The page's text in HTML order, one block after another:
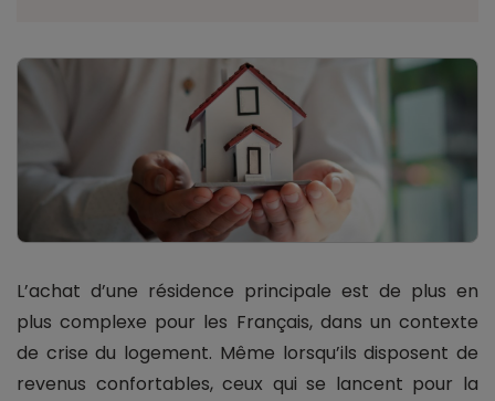
L’achat d’une résidence principale est de plus en
plus complexe pour les Français, dans un contexte
de crise du logement. Même lorsqu’ils disposent de
revenus confortables, ceux qui se lancent pour la